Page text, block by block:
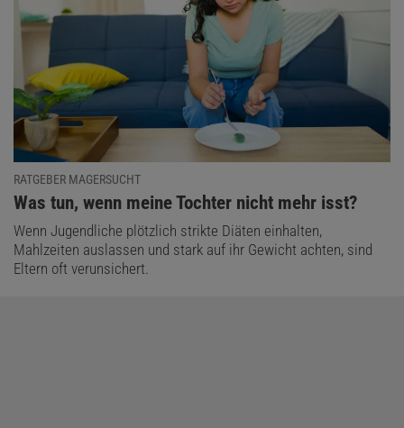
RATGEBER MAGERSUCHT
:
Was tun, wenn meine Tochter nicht mehr isst?
Wenn Jugendliche plötzlich strikte Diäten einhalten,
Mahlzeiten auslassen und stark auf ihr Gewicht achten, sind
Eltern oft verunsichert.